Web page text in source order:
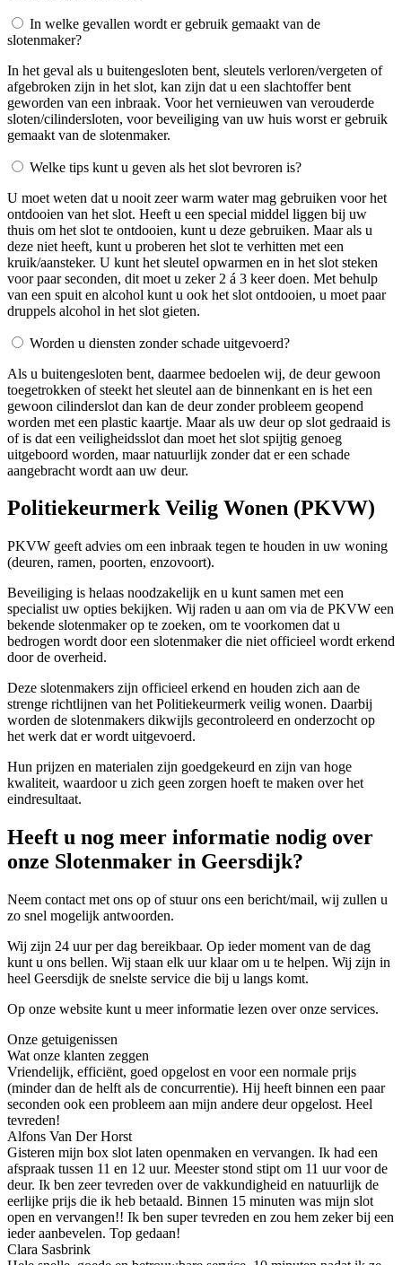
In welke gevallen wordt er gebruik gemaakt van de
slotenmaker?
In het geval als u buitengesloten bent, sleutels verloren/vergeten of
afgebroken zijn in het slot, kan zijn dat u een slachtoffer bent
geworden van een inbraak. Voor het vernieuwen van verouderde
sloten/cilindersloten, voor beveiliging van uw huis worst er gebruik
gemaakt van de slotenmaker.
Welke tips kunt u geven als het slot bevroren is?
U moet weten dat u nooit zeer warm water mag gebruiken voor het
ontdooien van het slot. Heeft u een special middel liggen bij uw
thuis om het slot te ontdooien, kunt u deze gebruiken. Maar als u
deze niet heeft, kunt u proberen het slot te verhitten met een
kruik/aansteker. U kunt het sleutel opwarmen en in het slot steken
voor paar seconden, dit moet u zeker 2 á 3 keer doen. Met behulp
van een spuit en alcohol kunt u ook het slot ontdooien, u moet paar
druppels alcohol in het slot gieten.
Worden u diensten zonder schade uitgevoerd?
Als u buitengesloten bent, daarmee bedoelen wij, de deur gewoon
toegetrokken of steekt het sleutel aan de binnenkant en is het een
gewoon cilinderslot dan kan de deur zonder probleem geopend
worden met een plastic kaartje. Maar als uw deur op slot gedraaid is
of is dat een veiligheidsslot dan moet het slot spijtig genoeg
uitgeboord worden, maar natuurlijk zonder dat er een schade
aangebracht wordt aan uw deur.
Politiekeurmerk Veilig Wonen (PKVW)
PKVW geeft advies om een inbraak tegen te houden in uw woning
(deuren, ramen, poorten, enzovoort).
Beveiliging is helaas noodzakelijk en u kunt samen met een
specialist uw opties bekijken. Wij raden u aan om via de PKVW een
bekende slotenmaker op te zoeken, om te voorkomen dat u
bedrogen wordt door een slotenmaker die niet officieel wordt erkend
door de overheid.
Deze slotenmakers zijn officieel erkend en houden zich aan de
strenge richtlijnen van het Politiekeurmerk veilig wonen. Daarbij
worden de slotenmakers dikwijls gecontroleerd en onderzocht op
het werk dat er wordt uitgevoerd.
Hun prijzen en materialen zijn goedgekeurd en zijn van hoge
kwaliteit, waardoor u zich geen zorgen hoeft te maken over het
eindresultaat.
Heeft u nog meer informatie nodig over
onze Slotenmaker in Geersdijk?
Neem contact met ons op of stuur ons een bericht/mail, wij zullen u
zo snel mogelijk antwoorden.
Wij zijn 24 uur per dag bereikbaar. Op ieder moment van de dag
kunt u ons bellen. Wij staan elk uur klaar om u te helpen. Wij zijn in
heel Geersdijk de snelste service die bij u langs komt.
Op onze website kunt u meer informatie lezen over onze services.
Onze getuigenissen
Wat onze klanten zeggen
Vriendelijk, efficiënt, goed opgelost en voor een normale prijs
(minder dan de helft als de concurrentie). Hij heeft binnen een paar
seconden ook een probleem aan mijn andere deur opgelost. Heel
tevreden!
Alfons Van Der Horst
Gisteren mijn box slot laten openmaken en vervangen. Ik had een
afspraak tussen 11 en 12 uur. Meester stond stipt om 11 uur voor de
deur. Ik ben zeer tevreden over de vakkundigheid en natuurlijk de
eerlijke prijs die ik heb betaald. Binnen 15 minuten was mijn slot
open en vervangen!! Ik ben super tevreden en zou hem zeker bij een
ieder aanbevelen. Top gedaan!
Clara Sasbrink